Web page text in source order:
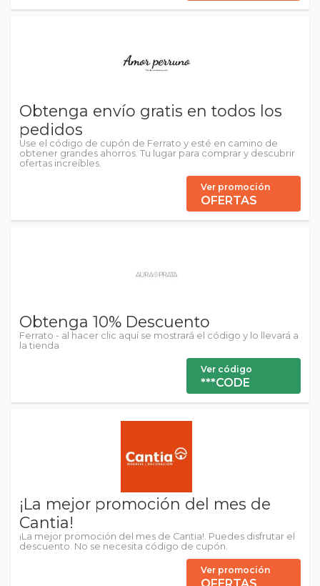
Obtenga envío gratis en todos los
pedidos
Use el código de cupón de Ferrato y esté en camino de
obtener grandes ahorros. Tu lugar para comprar y descubrir
ofertas increíbles.
Ver promoción
OFERTAS
Obtenga 10% Descuento
Ferrato - al hacer clic aquí se mostrará el código y lo llevará a
la tienda
Ver código
***CODE
¡La mejor promoción del mes de
Cantia!
¡La mejor promoción del mes de Cantia!. Puedes disfrutar el
descuento. No se necesita código de cupón.
Ver promoción